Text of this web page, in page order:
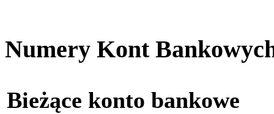
Numery Kont
Bieżące konto